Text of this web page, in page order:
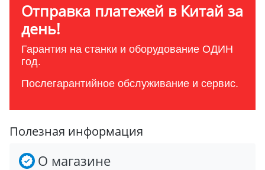
Отправка платежей в Китай за
день!
Гарантия на станки и оборудование ОДИН
год.
Послегарантийное обслуживание и сервис.
Полезная информация
О магазине